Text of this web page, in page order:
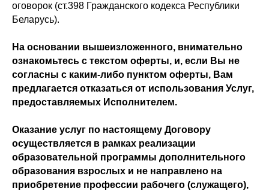
оговорок (ст.398 Гражданского кодекса Республики
Беларусь).
На основании вышеизложенного, внимательно
ознакомьтесь с текстом оферты, и, если Вы не
согласны с каким-либо пунктом оферты, Вам
предлагается отказаться от использования Услуг,
предоставляемых Исполнителем.
Оказание услуг по настоящему Договору
осуществляется в рамках реализации
образовательной программы дополнительного
образования взрослых и не направлено на
приобретение профессии рабочего (служащего),